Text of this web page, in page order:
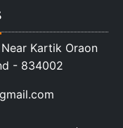
Kartik Oraon
- 834002